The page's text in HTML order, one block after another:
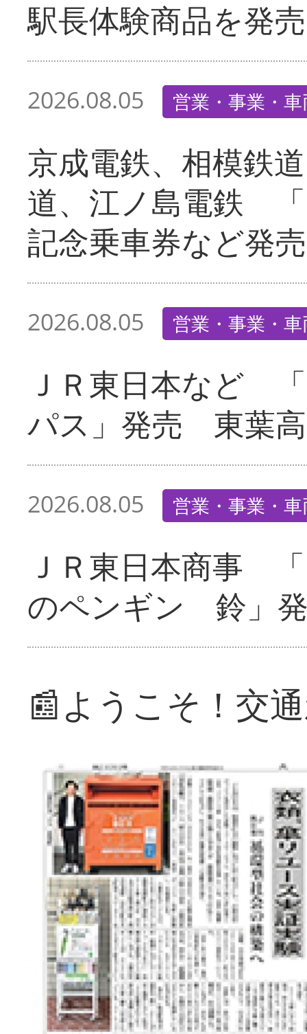
駅長体験商品を発売
2026.08.05 営業・事業・
京成電鉄、相模鉄
道、江ノ島電鉄
記念乗車券など発売
2026.08.05 営業・事業・
ＪＲ東日本など
パス」発売 東葉
2026.08.05 営業・事業・
ＪＲ東日本商事
のペンギン 鈴」
📰ようこそ！交